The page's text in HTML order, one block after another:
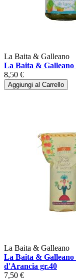
La Baita & Galleano
La Baita & Galleano
8,50 €
Aggiungi al Carrello
La Baita & Galleano
La Baita & Galleano
d'Arancia gr.40
7,50 €